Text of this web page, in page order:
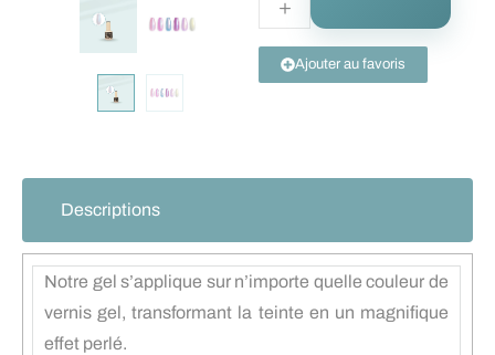
Ajouter au favoris
Descriptions
Notre gel s’applique sur n’importe quelle couleur de
vernis gel, transformant la teinte en un magnifique
effet perlé.